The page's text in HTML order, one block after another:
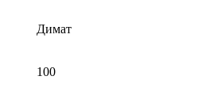
Димат
100